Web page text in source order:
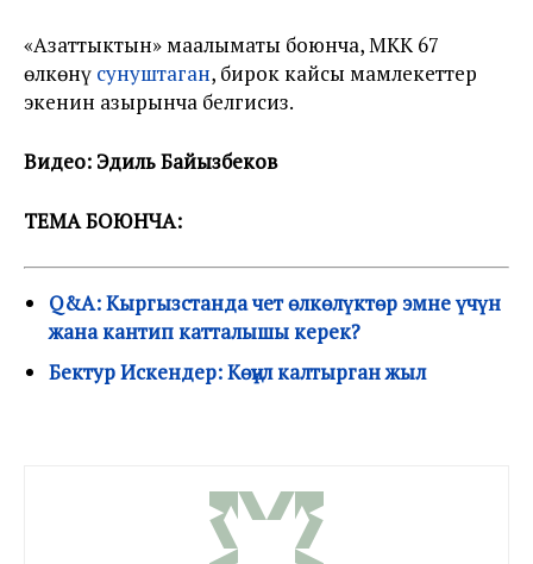
«Азаттыктын» маалыматы боюнча, МКК 67
өлкөнү сунуштаган, бирок кайсы мамлекеттер
экенин азырынча белгисиз.
Видео: Эдиль Байызбеков
ТЕМА БОЮНЧА:
Q&A: Кыргызстанда чет өлкөлүктөр эмне үчүн
жана кантип катталышы керек?
Бектур Искендер: Көңүл калтырган жыл